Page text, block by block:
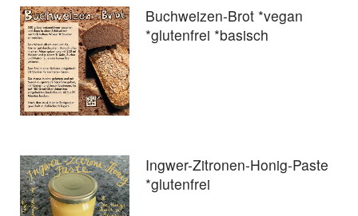
Buchweizen-Brot *vegan
*glutenfrei *basisch
Ingwer-Zitronen-Honig-Paste
*glutenfrei